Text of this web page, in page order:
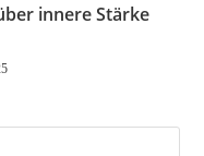
innere Stärke